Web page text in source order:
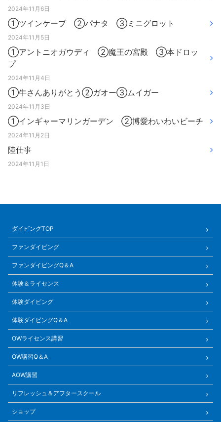
2024年11月6日
①ツインケーブ ②パナタ ③ミニグロット
2024年11月5日
①アントニオガウディ ②魔王の宮殿 ③本ドロッ
プ
2024年11月4日
①牛さんありがとう②ガオー③ムイガー
2024年11月3日
①インギャーマリンガーデン ②博愛わいわいビーチ
2024年11月2日
陸仕事
2024年11月1日
ダイビングTOP
ファンダイビング
ファンダイビングQ＆A
体験＆ライセンス
体験ダイビング
体験ダイビングQ＆A
OWライセンス講習
OW講習Q＆A
AOW講習
リフレッシュ＆アフタースクール
ショップ